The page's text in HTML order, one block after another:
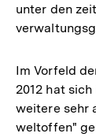
unter den
Im Vorfeld
2012 hat
weitere sehr
weltoffen"